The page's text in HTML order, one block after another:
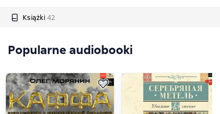
Książki 42
Popularne audiobooki